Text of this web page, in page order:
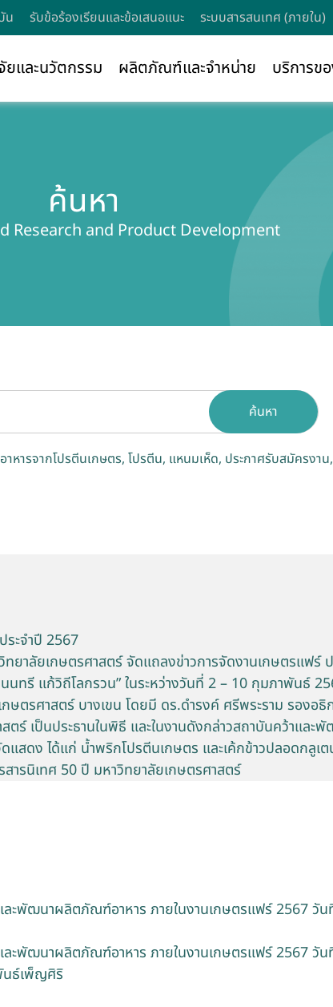
น รับข้อร้องเรียนและข้อเสนอแนะ ระบบสารสนเทศ (ภายใน)
ยและนวัตกรรม ผลิตภัณฑ์และจำหน่าย บริการขอ
ค้นหา
Research and Product Development
ค้นหา
อาหารจากโปรตีนเกษตร โปรตีน แหนมเห็ด ประกาศรับสมัครงาน
ระจำปี 2567
ยาลัยเกษตรศาสตร์ จัดแถลงข่าวการจัดงานเกษตรแฟร์
ทรี แก้วิถีโลกรวน” ในระหว่างวันที่ 2 – 10 กุมภาพันธ์
ตรศาสตร์ บางเขน โดยมี ดร.ดำรงค์ ศรีพระราม รองอธิ
ตร์ เป็นประธานในพิธี และในงานดังกล่าวสถาบันคว้าและ
แสดง ได้แก่ น้ำพริกโปรตีนเกษตร และเค้กข้าวปลอดกลูเ
ารนิเทศ 50 ปี มหาวิทยาลัยเกษตรศาสตร์
ะพัฒนาผลิตภัณฑ์อาหาร ภายในงานเกษตรแฟร์ 2567 วัน
ะพัฒนาผลิตภัณฑ์อาหาร ภายในงานเกษตรแฟร์ 2567 วัน
ธ์เพ็ญศิริ